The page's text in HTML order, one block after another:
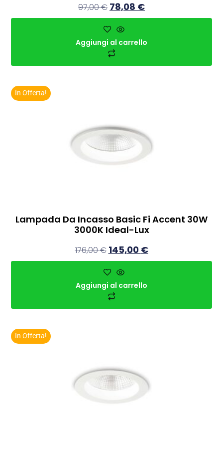
97,00€ 78,08 €
Aggiungi al carrello
In Offerta!
Lampada Da Incasso Basic Fi Accent 30W
3000K Ideal-Lux
176,00€ 145,00 €
Aggiungi al carrello
In Offerta!